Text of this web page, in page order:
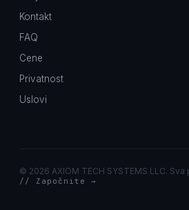
Kontakt
FAQ
Cene
Privatnost
Uslovi
© 2026 AXIOM TECH SYSTEMS LLC.
// Započnite →